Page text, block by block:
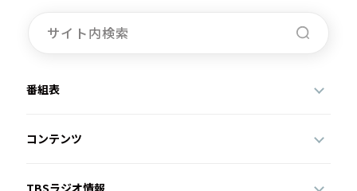
番組表
コンテンツ
TBSラジオ情報